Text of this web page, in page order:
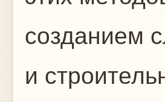
созданием
и